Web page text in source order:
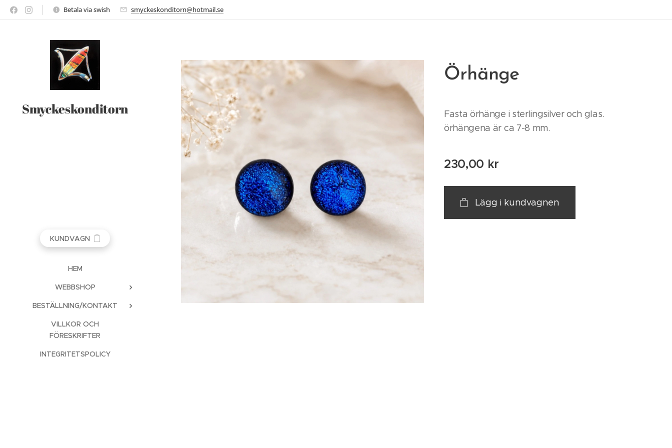
Betala via swish smyckeskonditorn@hotmail.se
Smyckeskonditorn
KUNDVAGN
HEM
WEBBSHOP
BESTÄLLNING/KONTAKT
VILLKOR OCH
FÖRESKRIFTER
INTEGRITETSPOLICY
Örhänge
Fasta örhänge i sterlingsilver och glas.
örhängena är ca 7-8 mm.
230,00 kr
Lägg i kundvagnen